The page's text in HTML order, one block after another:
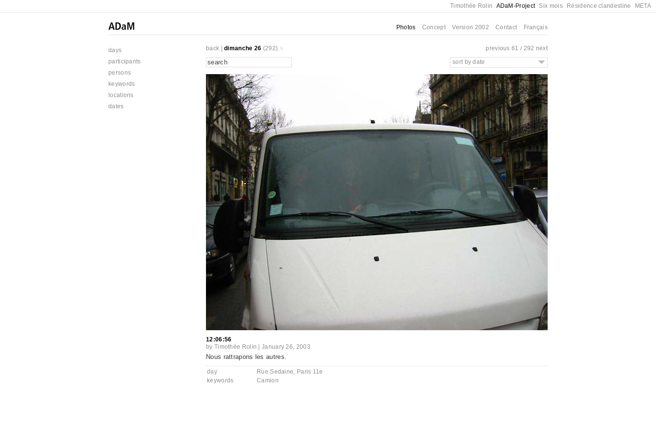
Timothée Rolin ADaM-Project Six mois Résidence clandestine META
Photos Concept Version 2002 Contact Français
days
participants
persons
keywords
locations
dates
back |dimanche 26 (292) previous 61 / 292 next
sort by date
12:06:56
by Timothée Rolin |January 26, 2003
Nous rattrapons les autres.
day
Rue Sedaine, Paris 11e
keywords
Camion